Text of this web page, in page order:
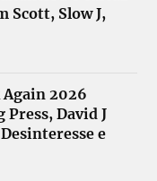
Scott, Slow J,
Again 2026
David J
e